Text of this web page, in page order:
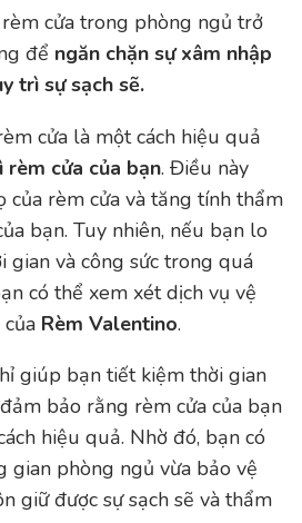
cửa trong phòng ngủ trở
để ngăn chặn sự xâm nhập
trì sự sạch sẽ.
cửa là một cách hiệu quả
cửa của bạn. Điều này
của rèm cửa và tăng tính thẩm
bạn. Tuy nhiên, nếu bạn lo
gian và công sức trong quá
có thể xem xét dịch vụ vệ
Rèm Valentino.
giúp bạn tiết kiệm thời gian
bảo rằng rèm cửa của bạn
hiệu quả. Nhờ đó, bạn có
gian phòng ngủ vừa bảo vệ
giữ được sự sạch sẽ và thẩm